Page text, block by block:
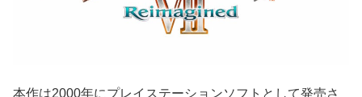
本作は2000年にプレイステーションソフトとして発売さ